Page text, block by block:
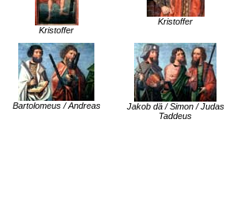
Kristoffer
Kristoffer
Bartolomeus / Andreas
Jakob dä / Simon / Judas
Taddeus